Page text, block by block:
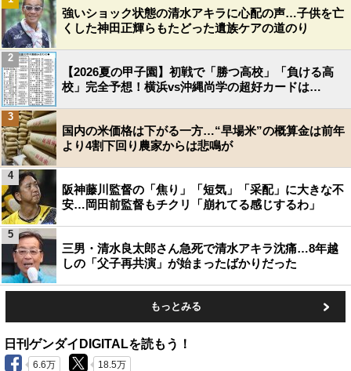
強いショック状態の清水アキラに心配の声…子供を亡
くした神田正輝らもたどった遺族ケアの道のり
【2026夏の甲子園】初戦で「勝つ高校」「負ける高
校」完全予想！横浜vs沖縄尚学の超好カードは…
2
国内の米価格は下がる一方…“早場米”の概算金は前年
より4割下回り農家からは悲鳴が
3
阪神藤川監督の「焦り」「短気」「采配」に大きな不
安…岡田前監督もチクリ「崩れてる感じするわ」
4
三男・清水良太郎さん急死で清水アキラ沈痛…8年越
しの「父子再共演」が始まったばかりだった
5
もっとみる
日刊ゲンダイDIGITALを読もう！
6.6万 18.5万